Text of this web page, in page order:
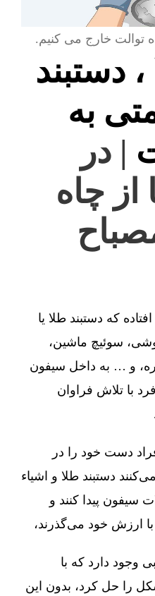
توالت خارج می کنیم.
، دستبند
به
| در
از چاه
که دستبند طلا یا
سوئیچ ماشین،
و … به داخل سیفون
با تلاش فراوان
دست خود را در
دستبند طلا و اشیاء
سیفون پیدا کنند و
با ارزش خود می‌گذرند،
وجود دارد که با
را حل کرد، بدون این